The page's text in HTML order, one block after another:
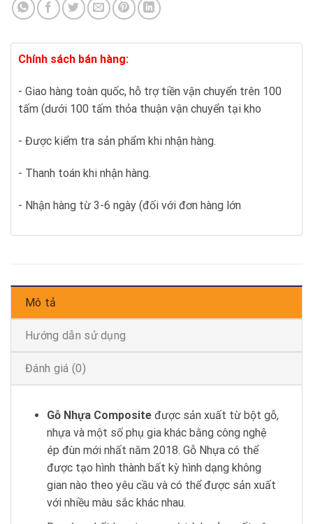
Chính sách bán hàng:
- Giao hàng toàn quốc, hỗ trợ tiền vận chuyển trên 100
tấm (dưới 100 tấm thỏa thuận vận chuyển tại kho
- Được kiểm tra sản phẩm khi nhận hàng.
- Thanh toán khi nhận hàng.
- Nhận hàng từ 3-6 ngày (đối với đơn hàng lớn
Mô tả
Đánh giá (0)
Hướng dẫn sử dụng
Gỗ Nhựa Compositeđược sản xuất từ bột gỗ,
nhựa và một số phụ gia khác bằng công nghệ
ép đùn mới nhất năm 2018. Gỗ Nhựa có thể
được tạo hình thành bất kỳ hình dạng không
gian nào theo yêu cầu và có thể được sản xuất
với nhiều màu sắc khác nhau.